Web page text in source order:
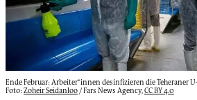
Ende Februar: Arbeiter*innen desinfizieren die Teheraner
Foto:Zoheir Seidanloo/ Fars News Agency,CC BY 4.0